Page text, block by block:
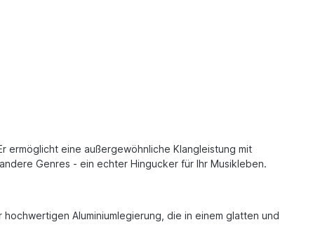
ermöglicht eine außergewöhnliche Klangleistung mit
Genres - ein echter Hingucker für Ihr Musikleben.
Aluminiumlegierung, die in einem glatten und